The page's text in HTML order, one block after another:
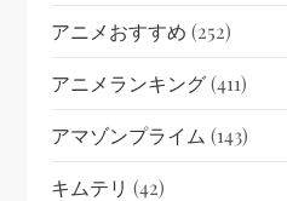
アニメおすすめ (252)
アニメランキング(411)
アマゾンプライム (143)
キムテリ (42)